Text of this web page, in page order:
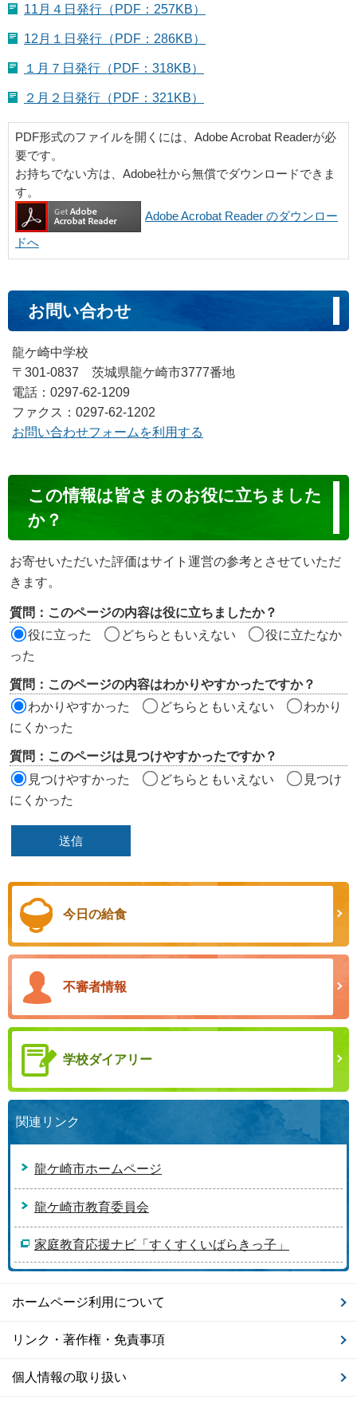
11月４日発行（PDF：257KB）
12月１日発行（PDF：286KB）
１月７日発行（PDF：318KB）
２月２日発行（PDF：321KB）
PDF形式のファイルを開くには、Adobe Acrobat Readerが必
要です。
お持ちでない方は、Adobe社から無償でダウンロードできま
す。
Adobe Acrobat Reader のダウンロー
ドへ
お問い合わせ
龍ケ崎中学校
〒301-0837 茨城県龍ケ崎市3777番地
電話：0297-62-1209
ファクス：0297-62-1202
お問い合わせフォームを利用する
ン
ン
ツ
評
価
ア
この情報は皆さまのお役に立ちました
か？
お寄せいただいた評価はサイト運営の参考とさせていただ
きます。
質問：このページの内容は役に立ちましたか？
役に立った
どちらともいえない
役に立たなか
った
質問：このページの内容はわかりやすかったですか？
わかりやすかった
どちらともいえない
わかり
にくかった
質問：このページは見つけやすかったですか？
見つけやすかった
どちらともいえない
見つけ
にくかった
今日の給食
不審者情報
学校ダイアリー
関連リンク
龍ケ崎市ホームページ
龍ケ崎市教育委員会
家庭教育応援ナビ「すくすくいばらきっ子」
ホームページ利用について
リンク・著作権・免責事項
個人情報の取り扱い